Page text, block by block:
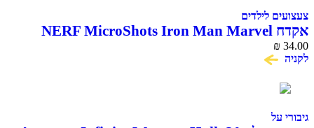
צעצועים לילדים
אקדח NERF MicroShots Iron Man Marvel
₪ 34.00
לקניה
גיבורי על